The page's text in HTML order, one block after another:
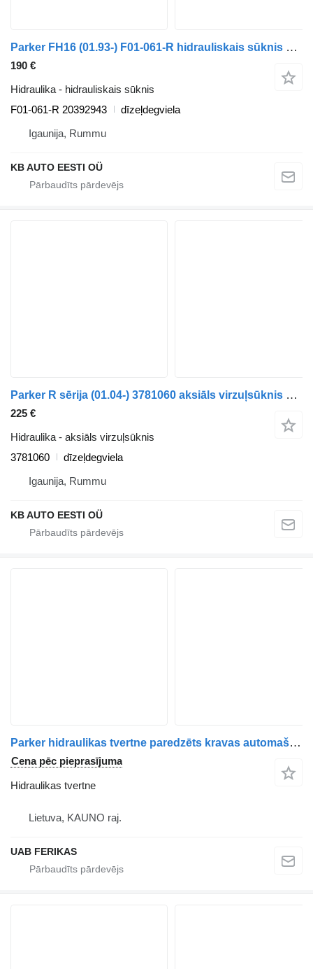
Parker FH16 (01.93-) F01-061-R hidrauliskais sūknis paredzēts Volvo FH12, FH16, NH12, FH, VNL780 (1993-2014) kravas automašīnas
190 €
Hidraulika - hidrauliskais sūknis
F01-061-R 20392943
dīzeļdegviela
Igaunija, Rummu
KB AUTO EESTI OÜ
Parker R sērija (01.04-) 3781060 aksiāls virzuļsūknis paredzēts Scania P,G,R,T-series (2004-2017) kravas automašīnas
225 €
Hidraulika - aksiāls virzuļsūknis
3781060
dīzeļdegviela
Igaunija, Rummu
KB AUTO EESTI OÜ
Parker hidraulikas tvertne paredzēts kravas automašīnas
Cena pēc pieprasījuma
Hidraulikas tvertne
Lietuva, KAUNO raj.
UAB FERIKAS